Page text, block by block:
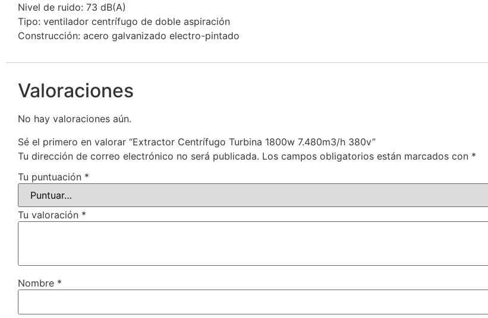
Nivel de ruido: 73 dB(A)
Tipo: ventilador centrífugo de doble aspiración
Construcción: acero galvanizado electro-pintado
Valoraciones
No hay valoraciones aún.
Sé el primero en valorar “Extractor Centrífugo Turbina 1800w 7.480m3/h 380v”
Tu dirección de correo electrónico no será publicada. Los campos obligatorios están marcados con *
Tu puntuación *
Tu valoración *
Nombre *